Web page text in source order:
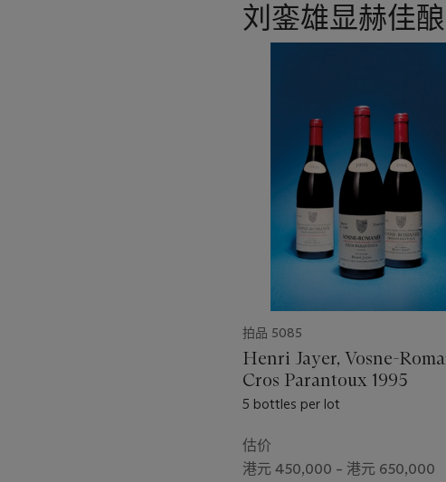
刘銮雄显赫佳
拍品 5085
Henri Jayer, Vosne-
Cros Parantoux 1995
5 bottles per lot
估价
港元 450,000 – 港元 650,000